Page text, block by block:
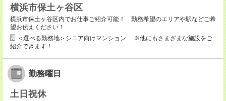
横浜市保土ヶ谷区
横浜市保土ヶ谷区内でお仕事ご紹介可能！ 勤務希望のエリアや駅などご希
望お伝えください！
＜選べる勤務地＞シニア向けマンション ※他にもさまざまな施設をご
紹介できます！
勤務曜日
土日祝休